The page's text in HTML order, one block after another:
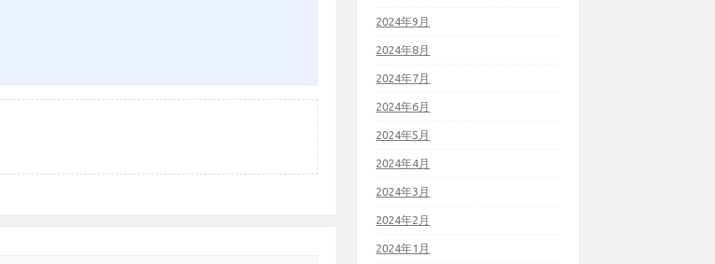
2024年9月
2024年8月
2024年7月
2024年6月
2024年5月
2024年4月
2024年3月
2024年2月
2024年1月